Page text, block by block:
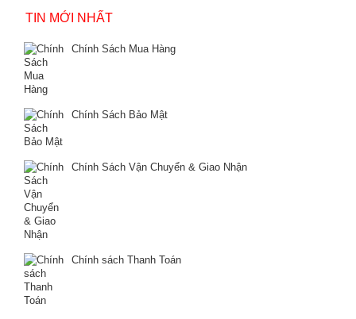
TIN MỚI NHẤT
Chính Sách Mua Hàng
Chính Sách Bảo Mật
Chính Sách Vận Chuyển & Giao Nhận
Chính sách Thanh Toán